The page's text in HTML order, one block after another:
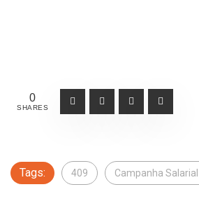
0
SHARES
Tags: 409 Campanha